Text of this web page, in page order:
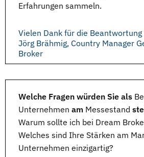
Erfahrungen sammeln.
Vielen Dank für die Beantwortung
Jörg Brähmig, Country Manager
Broker
Welche Fragen würden Sie als
Unternehmen am Messestand
Warum sollte ich bei Dream
Welches sind Ihre Stärken am
Unternehmen einzigartig?